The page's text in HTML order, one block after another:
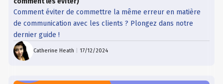
Comment éviter de commettre la même erreur en matière
de communication avec les clients ? Plongez dans notre
dernier guide !
Catherine Heath |17/12/2024